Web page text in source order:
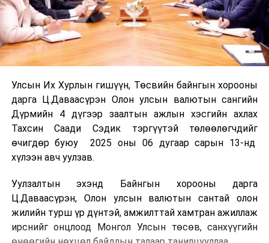
Улсын Их Хурлын гишүүн, Төсвийн байнгын хорооны
дарга Ц.Даваасүрэн Олон улсын валютын сангийн
Дүрмийн 4 дүгээр заалтын ажлын хэсгийн ахлах
Тахсин Саади Сэдик тэргүүтэй төлөөлөгчдийг
өчигдөр буюу 2025 оны 06 дугаар сарын 13-нд
хүлээн авч уулзав.
Уулзалтын эхэнд Байнгын хорооны дарга
Ц.Даваасүрэн, Олон улсын валютын сантай олон
жилийн турш үр дүнтэй, амжилттай хамтран ажиллаж
ирснийг онцлоод Монгол Улсын төсөв, санхүүгийн